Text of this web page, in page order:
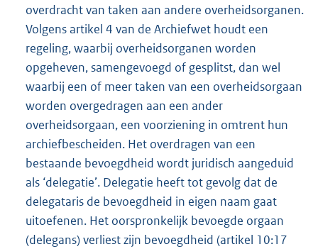
overdracht van taken aan andere overheidsorganen.
Volgens artikel 4 van de Archiefwet houdt een
regeling, waarbij overheidsorganen worden
opgeheven, samengevoegd of gesplitst, dan wel
waarbij een of meer taken van een overheidsorgaan
worden overgedragen aan een ander
overheidsorgaan, een voorziening in omtrent hun
archiefbescheiden. Het overdragen van een
bestaande bevoegdheid wordt juridisch aangeduid
als ‘delegatie’. Delegatie heeft tot gevolg dat de
delegataris de bevoegdheid in eigen naam gaat
uitoefenen. Het oorspronkelijk bevoegde orgaan
(delegans) verliest zijn bevoegdheid (artikel 10:17